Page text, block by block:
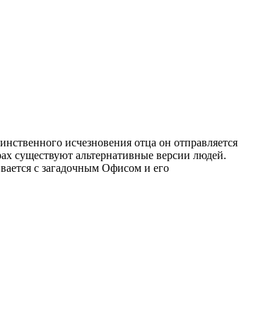
исчезновения отца он отправляется
существуют альтернативные версии людей.
с загадочным Офисом и его